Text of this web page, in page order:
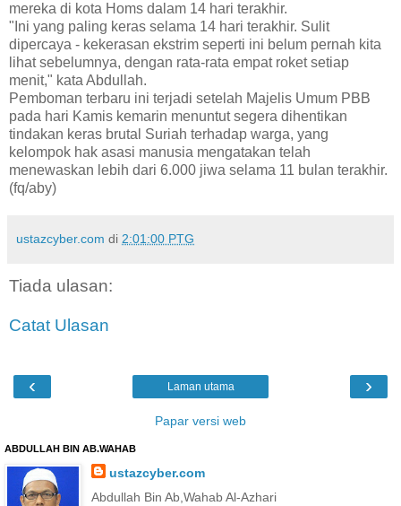
mereka di kota Homs dalam 14 hari terakhir.
"Ini yang paling keras selama 14 hari terakhir. Sulit
dipercaya - kekerasan ekstrim seperti ini belum pernah kita
lihat sebelumnya, dengan rata-rata empat roket setiap
menit," kata Abdullah.
Pemboman terbaru ini terjadi setelah Majelis Umum PBB
pada hari Kamis kemarin menuntut segera dihentikan
tindakan keras brutal Suriah terhadap warga, yang
kelompok hak asasi manusia mengatakan telah
menewaskan lebih dari 6.000 jiwa selama 11 bulan terakhir.
(fq/aby)
ustazcyber.com di 2:01:00 PTG
Tiada ulasan:
Catat Ulasan
‹ ›
Laman utama
Papar versi web
ABDULLAH BIN AB.WAHAB
ustazcyber.com
Abdullah Bin Ab,Wahab Al-Azhari